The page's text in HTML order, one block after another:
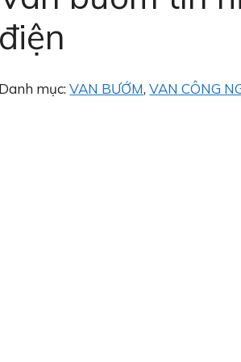
mục:VAN BƯỚM,VAN CÔNG